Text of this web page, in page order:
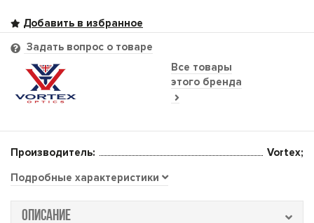
Все товары
этого бренда
Задать вопрос о товаре
Производитель:
Vortex;
Подробные характеристики
ОПИСАНИЕ